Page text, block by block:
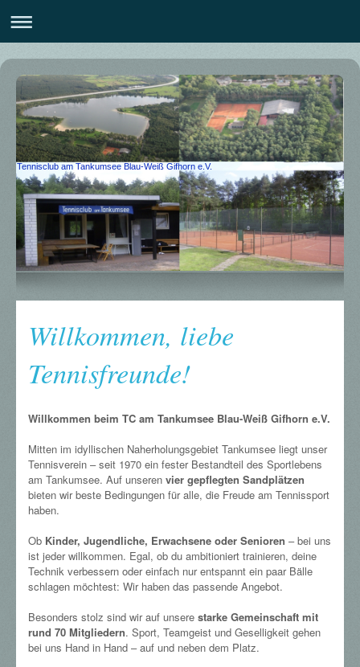
Tennisclub am Tankumsee Blau-Weiß Gifhorn e.V.
Willkommen, liebe
Tennisfreunde!
Willkommen beim TC am Tankumsee Blau-Weiß Gifhorn e.V.
Mitten im idyllischen Naherholungsgebiet Tankumsee liegt unser
Tennisverein – seit 1970 ein fester Bestandteil des Sportlebens
am Tankumsee. Auf unseren vier gepflegten Sandplätzen
bieten wir beste Bedingungen für alle, die Freude am Tennissport
haben.
Ob Kinder, Jugendliche, Erwachsene oder Senioren – bei uns
ist jeder willkommen. Egal, ob du ambitioniert trainieren, deine
Technik verbessern oder einfach nur entspannt ein paar Bälle
schlagen möchtest: Wir haben das passende Angebot.
Besonders stolz sind wir auf unsere starke Gemeinschaft mit
rund 70 Mitgliedern. Sport, Teamgeist und Geselligkeit gehen
bei uns Hand in Hand – auf und neben dem Platz.